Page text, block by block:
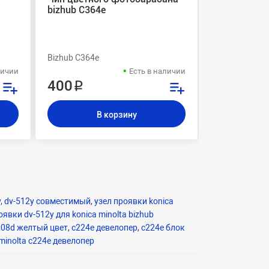
bizhub C364e
Bizhub C364e
Есть в наличии
400 ₽
В корзину
, dv-512y совместимый, узел проявки konica
dv-512y для konica minolta bizhub
желтый цвет, c224e девелопер, c224e блок
c224e девелопер